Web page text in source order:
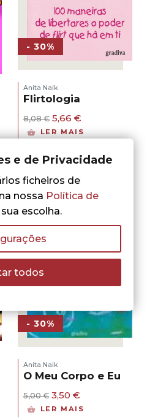
- 30%
Anita Naik
Flirtologia
8,08€ O
preço
original
8,08 €.
5,66 €O
preço
atual
5,66 €.
LER MAIS
- 30%
Anita Naik
O Meu Corpo e Eu
5,00€ O
preço
3,50 €O
preço
LER MAIS
e de Privacidade
ficheiros de
nossa Política de
escolha.
todos